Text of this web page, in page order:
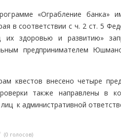
«Ограбление банка»
в соответствии с ч. 2 ст. 5
здоровью и развитию»
предпринимателем
квестов внесено четыре
также направлены в
к административной
(0 голосов)